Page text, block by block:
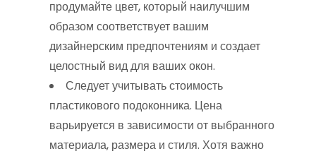
продумайте цвет, который наилучшим
образом соответствует вашим
дизайнерским предпочтениям и создает
целостный вид для ваших окон.
Следует учитывать стоимость
пластикового подоконника. Цена
варьируется в зависимости от выбранного
материала, размера и стиля. Хотя важно